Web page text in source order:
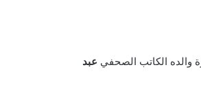
عبد